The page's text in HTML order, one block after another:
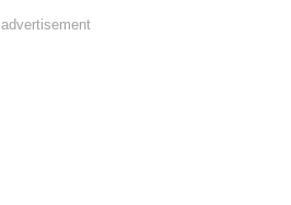
advertisement